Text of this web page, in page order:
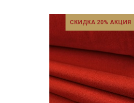
СКИДКА 20% АКЦИЯ